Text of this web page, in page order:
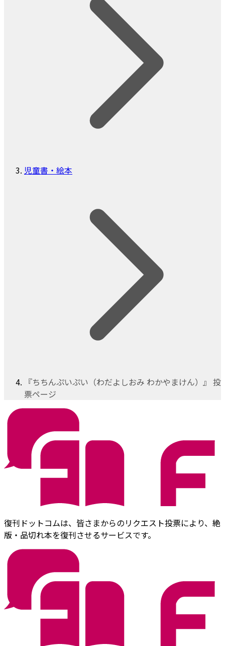
児童書・絵本
『ちちんぷいぷい（わだよしおみ わかやまけん）』 投
票ページ
復刊ドットコムは、皆さまからのリクエスト投票により、絶
版・品切れ本を復刊させるサービスです。